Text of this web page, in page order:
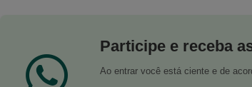
Participe e receba
Ao entrar você está ciente e de